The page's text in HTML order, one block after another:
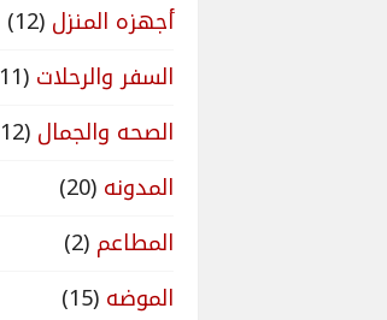
أجهزه المنزل (12)
السفر والرحلات (11)
الصحه والجمال (12)
المدونه (20)
المطاعم (2)
الموضه (15)